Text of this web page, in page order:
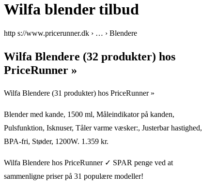
Wilfa blender tilbud
http s://www.pricerunner.dk › … › Blendere
Wilfa Blendere (32 produkter) hos
PriceRunner »
Wilfa Blendere (31 produkter) hos PriceRunner »
Blender med kande, 1500 ml, Måleindikator på kanden,
Pulsfunktion, Isknuser, Tåler varme væsker:, Justerbar hastighed,
BPA-fri, Støder, 1200W. 1.359 kr.
Wilfa Blendere hos PriceRunner ✓ SPAR penge ved at
sammenligne priser på 31 populære modeller!